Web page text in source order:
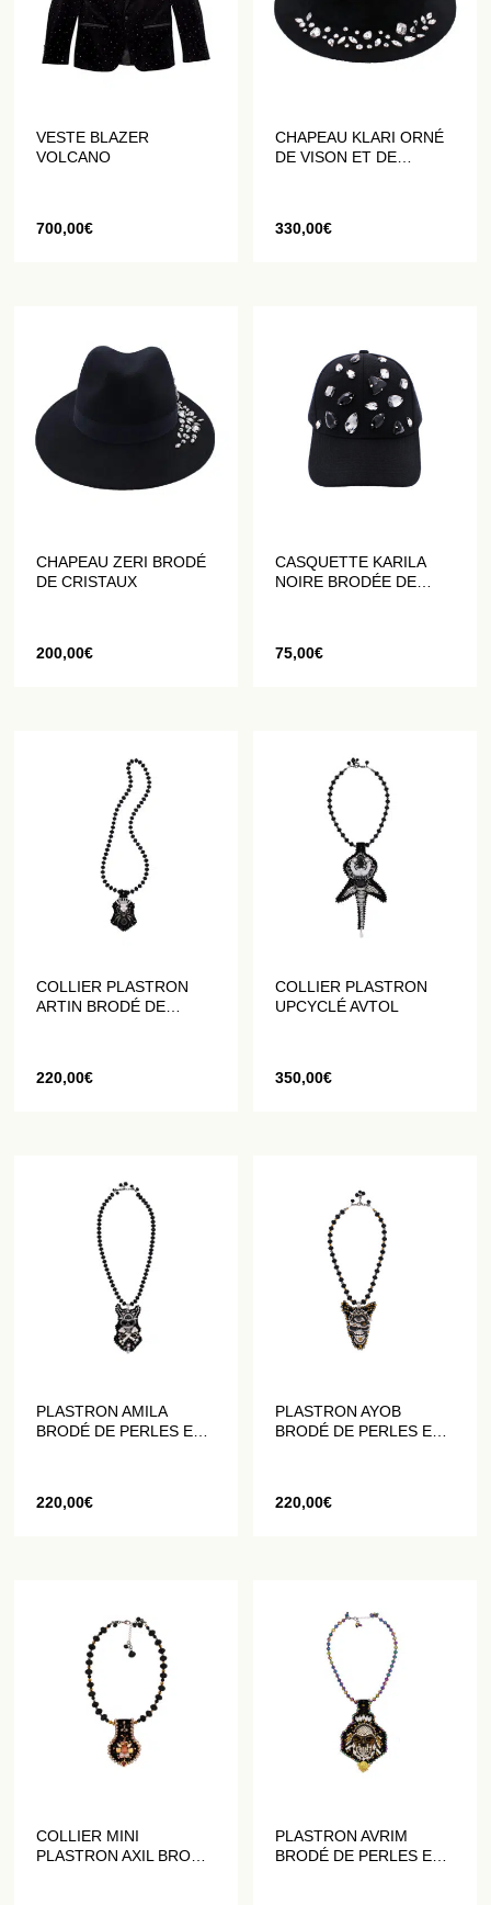
VESTE BLAZER
VOLCANO
700,00€
CHAPEAU KLARI ORNÉ
DE VISON ET DE
330,00€
CHAPEAU ZERI BRODÉ
DE CRISTAUX
200,00€
CASQUETTE KARILA
NOIRE BRODÉE DE
75,00€
COLLIER PLASTRON
ARTIN BRODÉ DE
220,00€
COLLIER PLASTRON
UPCYCLÉ AVTOL
350,00€
PLASTRON AMILA
BRODÉ DE PERLES ET
220,00€
PLASTRON AYOB
BRODÉ DE PERLES ET
220,00€
COLLIER MINI
PLASTRON AXIL BRODÉ
PLASTRON AVRIM
BRODÉ DE PERLES ET